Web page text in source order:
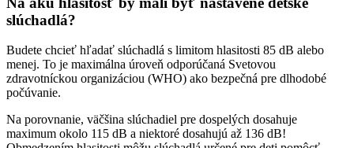
slúchadlá?
Budete chcieť hľadať slúchadlá s limitom hlasitosti 85 dB alebo
menej. To je maximálna úroveň odporúčaná Svetovou
zdravotníckou organizáciou (WHO) ako bezpečná pre dlhodobé
počúvanie.
Na porovnanie, väčšina slúchadiel pre dospelých dosahuje
maximum okolo 115 dB a niektoré dosahujú až 136 dB!